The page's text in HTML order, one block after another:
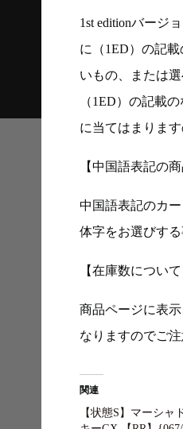
1st editionバージ
に（1ED）の記
いもの、または
（1ED）の記載
に当てはまりま
【中国語表記の
中国語表記のカ
体字をお選びする
【在庫数について
商品ページに表
なりますのでご注
関連
【状態S】マーシャ